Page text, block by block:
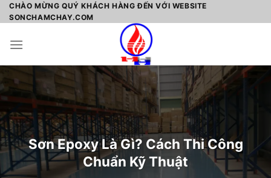
Skip
to
CHÀO MỪNG QUÝ KHÁCH HÀNG ĐẾN VỚI WEBSITE
SONCHAMCHAY.COM
Sơn Epoxy Là Gì? Cách Thi Công
Chuẩn Kỹ Thuật